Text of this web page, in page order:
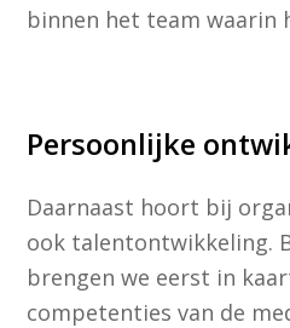
binnen het team waarin
Persoonlijke
Daarnaast hoort bij
ook talentontwikkeling.
brengen we eerst in
competenties van de